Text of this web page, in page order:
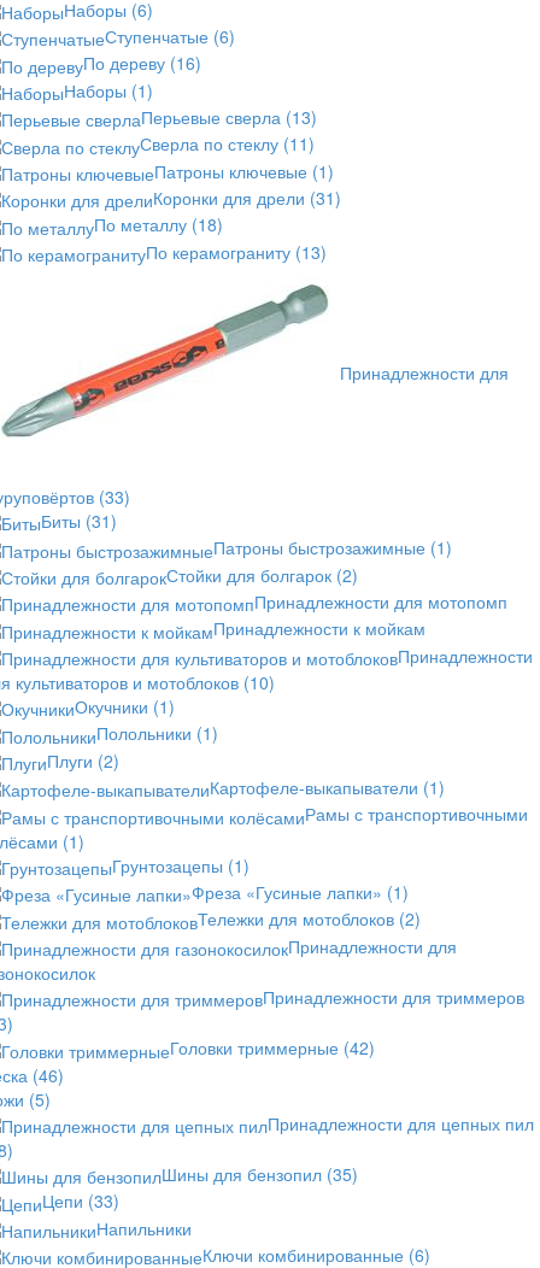
Наборы (6)
Ступенчатые (6)
По дереву (16)
Наборы (1)
Перьевые сверла (13)
Сверла по стеклу (11)
Патроны ключевые (1)
Коронки для дрели (31)
По металлу (18)
По керамограниту (13)
Принадлежности для
(33)
Биты (31)
Патроны быстрозажимные (1)
Стойки для болгарок (2)
Принадлежности для мотопомп
Принадлежности к мойкам
Принадлежности
культиваторов и мотоблоков (10)
Окучники (1)
Полольники (1)
Плуги (2)
Картофеле-выкапыватели (1)
Рамы с транспортивочными
(1)
Грунтозацепы (1)
Фреза «Гусиные лапки» (1)
Тележки для мотоблоков (2)
Принадлежности для
Принадлежности для триммеров
Головки триммерные (42)
(46)
(5)
Принадлежности для цепных пил
Шины для бензопил (35)
Цепи (33)
Напильники
Ключи комбинированные (6)